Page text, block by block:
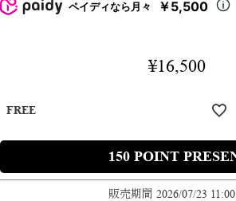
ペイディなら月々 ￥5,500
¥16,500
FREE
150
販売期間 2026/07/23 11:00